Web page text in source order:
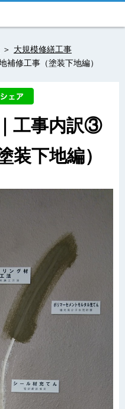
大規模修繕工事
修工事（塗装下地編）
工事内訳③
装下地編）